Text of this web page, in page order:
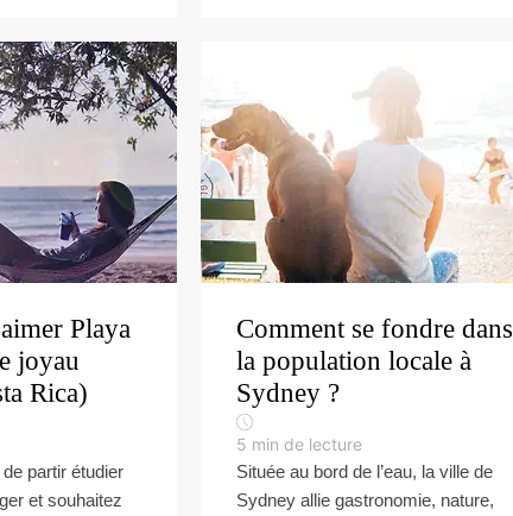
Playa
joyau
Rica)
partir étudier
et souhaitez
Comment se fondre dans
la population locale à
Sydney ?
5 min de lecture
Située au bord de l’eau, la ville de
Sydney allie gastronomie, nature,